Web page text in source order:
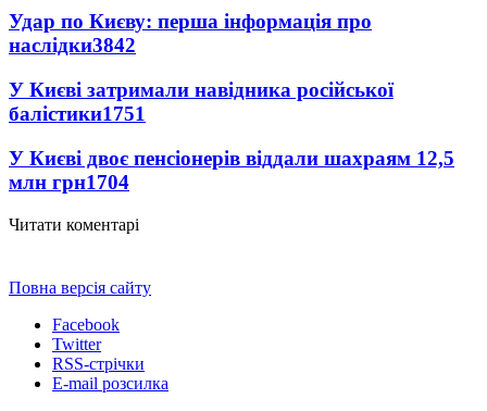
Удар по Києву: перша інформація про
наслідки3842
У Києві затримали навідника російської
балістики1751
У Києві двоє пенсіонерів віддали шахраям 12,5
млн грн1704
Читати коментарі
Повна версія сайту
Facebook
Twitter
RSS-стрічки
E-mail розсилка